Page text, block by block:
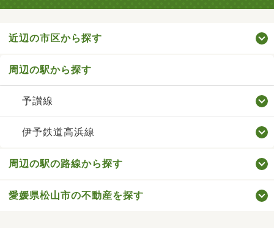
近辺の市区から探す
周辺の駅から探す
予讃線
伊予鉄道高浜線
周辺の駅の路線から探す
愛媛県松山市の不動産を探す